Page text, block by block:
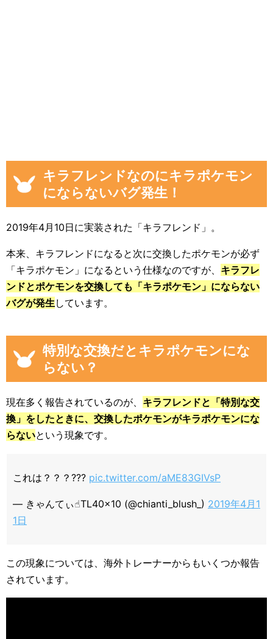
キラフレンドなのにキラポケモン
にならないバグ発生！
2019年4月10日に実装された「キラフレンド」。
本来、キラフレンドになると次に交換したポケモンが必ず
「キラポケモン」になるという仕様なのですが、 キラフレ
ンドとポケモンを交換しても「キラポケモン」にならない
バグが発生しています。
特別な交換だとキラポケモンにな
らない？
現在多く報告されているのが、 キラフレンドと「特別な交
換」をしたときに、交換したポケモンがキラポケモンにな
らないという現象です。
これは？？？??? pic.twitter.com/aME83GIVsP
— きゃんてぃ☝︎TL40×10 (@chianti_blush_) 2019年4月1
1日
この現象については、海外トレーナーからもいくつか報告
されています。